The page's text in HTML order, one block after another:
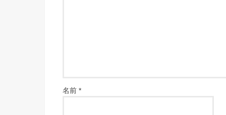
名前 *